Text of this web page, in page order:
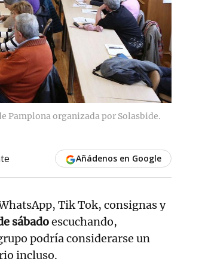
Pamplona organizada por Solasbide.
Añádenos en Google
Tik Tok, consignas y
sábadoescuchando,
podría considerarse un
incluso.